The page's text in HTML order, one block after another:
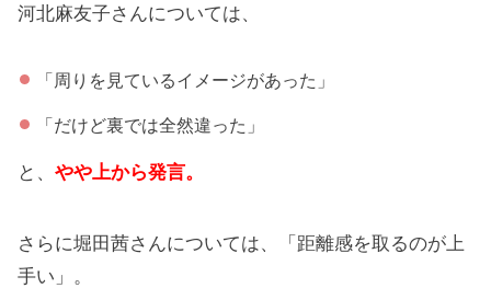
河北麻友子さんについては、
「周りを見ているイメージがあった」
「だけど裏では全然違った」
と、やや上から発言。
さらに堀田茜さんについては、「距離感を取るのが上
手い」。